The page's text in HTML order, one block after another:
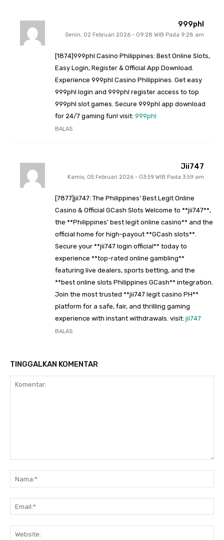
999phl
Senin, 02 Februari 2026 - 09:28 WIB Pada 9:28 am
[1874]999phl Casino Philippines: Best Online Slots,
Easy Login, Register & Official App Download.
Experience 999phl Casino Philippines. Get easy
999phl login and 999phl register access to top
999phl slot games. Secure 999phl app download
for 24/7 gaming fun! visit: 999phl
BALAS
Jii747
Kamis, 05 Februari 2026 - 03:59 WIB Pada 3:59 am
[7877]jii747: The Philippines’ Best Legit Online
Casino & Official GCash Slots Welcome to **jii747**,
the **Philippines’ best legit online casino** and the
official home for high-payout **GCash slots**.
Secure your **jii747 login official** today to
experience **top-rated online gambling**
featuring live dealers, sports betting, and the
**best online slots Philippines GCash** integration.
Join the most trusted **jii747 legit casino PH**
platform for a safe, fair, and thrilling gaming
experience with instant withdrawals. visit: jii747
BALAS
TINGGALKAN KOMENTAR